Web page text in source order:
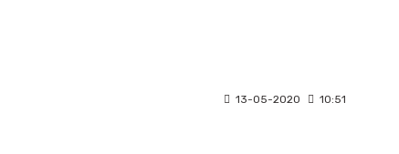
13-05-2020 10:51